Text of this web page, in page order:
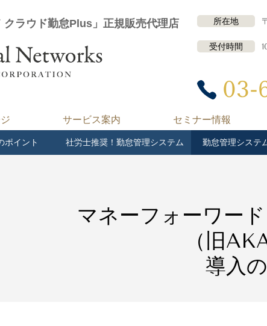
クラウド勤怠Plus」正規販売代理店 所在地
受付時間
03-
サービス案内 セミナー情報
ポイント 社労士推奨！勤怠管理システム 勤怠管理システ
マネーフォーワー
（旧
導入